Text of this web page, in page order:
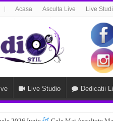
Acasa Asculta Live Live
Live Studio Dedicatii